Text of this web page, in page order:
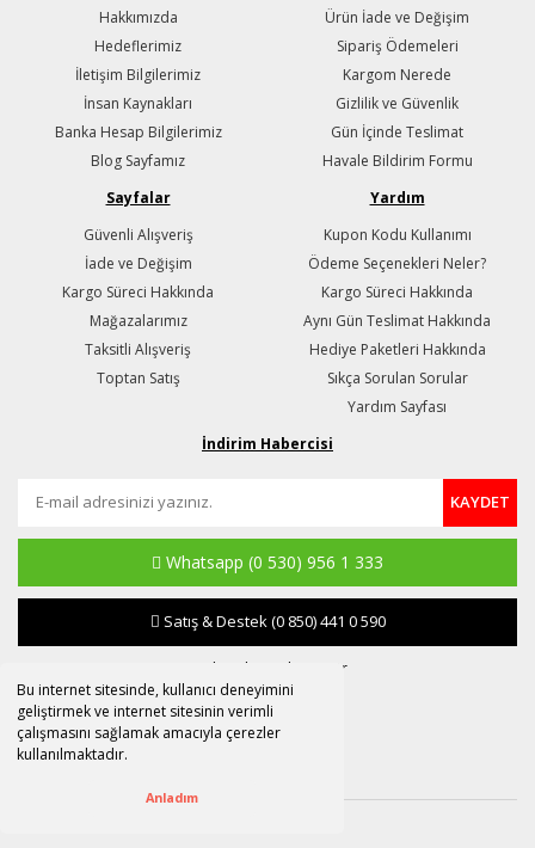
Bu internet sitesinde, kullanıcı deneyimini
geliştirmek ve internet sitesinin verimli
çalışmasını sağlamak amacıyla çerezler
kullanılmaktadır.
Anladım
Hakkımızda
Hedeflerimiz
İletişim Bilgilerimiz
İnsan Kaynakları
Banka Hesap Bilgilerimiz
Blog Sayfamız
Ürün İade ve Değişim
Sipariş Ödemeleri
Kargom Nerede
Gizlilik ve Güvenlik
Gün İçinde Teslimat
Havale Bildirim Formu
Sayfalar
Güvenli Alışveriş
İade ve Değişim
Kargo Süreci Hakkında
Mağazalarımız
Taksitli Alışveriş
Toptan Satış
Yardım
Kupon Kodu Kullanımı
Ödeme Seçenekleri Neler?
Kargo Süreci Hakkında
Aynı Gün Teslimat Hakkında
Hediye Paketleri Hakkında
Sıkça Sorulan Sorular
Yardım Sayfası
İndirim Habercisi
KAYDET
Whatsapp (0 530) 956 1 333
Satış & Destek(0 850) 441 0 590
destek@susle.com.tr